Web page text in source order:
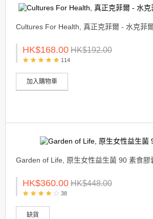
Cultures For Health, 真正克菲爾 - 水克菲
HK$168.00 HK$192.00
114
加入購物車
Garden of Life, 原生女性益生菌 90 素食膠
HK$360.00 HK$448.00
38
缺貨